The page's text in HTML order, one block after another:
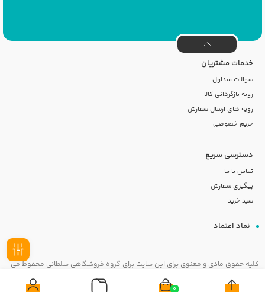
0
خدمات مشتریان
سوالات متداول
رویه بازگردانی کالا
رویه های ارسال سفارش
حریم خصوصی
دسترسی سریع
تماس با ما
پیگیری سفارش
سبد خرید
نماد اعتماد
کلیه حقوق مادی و معنوی برای این سایت برای گروه فروشگاهی سلطانی محفوظ می